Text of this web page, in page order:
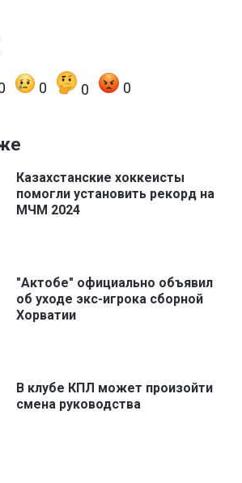
0 0 0
Казахстанские хоккеисты
помогли установить рекорд на
МЧМ 2024
"Актобе" официально объявил
об уходе экс-игрока сборной
Хорватии
В клубе КПЛ может произойти
смена руководства